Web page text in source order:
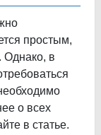
простым,
Однако, в
о всех
в статье.